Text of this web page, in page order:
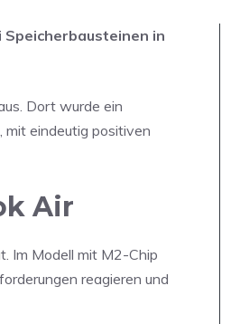
Speicherbausteinen in
Dort wurde ein
mit eindeutig positiven
Air
Im Modell mit M2-Chip
reagieren und